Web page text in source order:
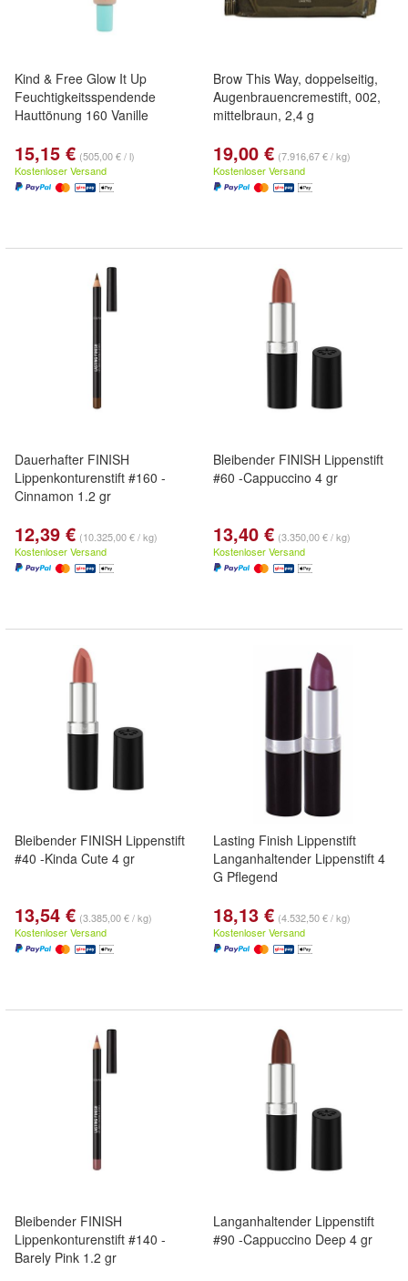
Kind & Free Glow It Up
Feuchtigkeitsspendende
Hauttönung 160 Vanille
15,15 € (505,00 € / l)
Kostenloser Versand
Brow This Way, doppelseitig,
Augenbrauencremestift, 002,
mittelbraun, 2,4 g
19,00 € (7.916,67 € / kg)
Kostenloser Versand
Dauerhafter FINISH
Lippenkonturenstift #160 -
Cinnamon 1.2 gr
12,39 € (10.325,00 € / kg)
Kostenloser Versand
Bleibender FINISH Lippenstift
#60 -Cappuccino 4 gr
13,40 € (3.350,00 € / kg)
Kostenloser Versand
Bleibender FINISH Lippenstift
#40 -Kinda Cute 4 gr
13,54 € (3.385,00 € / kg)
Kostenloser Versand
Lasting Finish Lippenstift
Langanhaltender Lippenstift 4
G Pflegend
18,13 € (4.532,50 € / kg)
Kostenloser Versand
Bleibender FINISH
Lippenkonturenstift #140 -
Barely Pink 1.2 gr
Langanhaltender Lippenstift
#90 -Cappuccino Deep 4 gr